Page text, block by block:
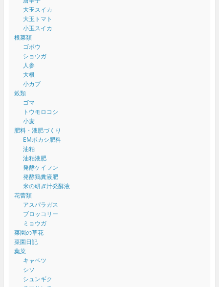
大玉スイカ
大玉トマト
小玉スイカ
根菜類
ゴボウ
ショウガ
人参
大根
小カブ
穀類
ゴマ
トウモロコシ
小麦
肥料・液肥づくり
EMボカシ肥料
油粕
油粕液肥
発酵ケイフン
発酵鶏糞液肥
米の研ぎ汁発酵液
花蕾類
アスパラガス
ブロッコリー
ミョウガ
菜園の草花
菜園日記
葉菜
キャベツ
シソ
シュンギク